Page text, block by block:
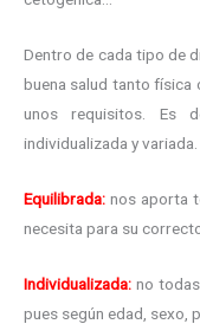
Dentro de cada tipo de
buena salud tanto física
unos requisitos. Es
individualizada y variada.
Equilibrada: nos aporta
necesita para su
Individualizada: no
pues según edad, sexo,